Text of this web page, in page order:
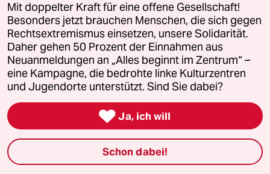
L lions
13.09.2017,13:33 Uhr
@FStein:
Genau, hätte der Autor doch
Ingenieurwissenschaften studieren
sollen, oder mit nem Jura ne hübsche
Kanzlei aufmachen. Ha ha, was macht
er? - Brotlose Kunst! Wer braucht
eigentlich die doofen Journalisten,
wer braucht Putzfrauen,
Paketdienstfahrer, Bäcker und
Mit doppelter Kraft für eine offene Gesellschaft!
Besonders jetzt brauchen Menschen, die sich gegen
Rechtsextremismus einsetzen, unsere Solidarität.
Daher gehen 50 Prozent der Einnahmen aus
Neuanmeldungen an „Alles beginnt im Zentrum“ –
eine Kampagne, die bedrohte linke Kulturzentren
und Jugendorte unterstützt. Sind Sie dabei?
 Ja, ich will
Schon dabei!